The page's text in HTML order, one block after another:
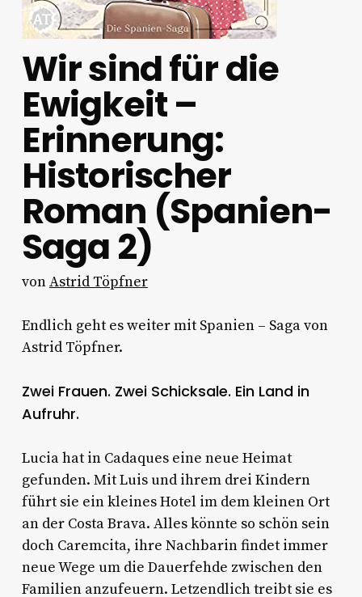
Wir sind für die
Ewigkeit –
Erinnerung:
Historischer
Roman (Spanien-
Saga 2)
vonAstrid Töpfner
Endlich geht es weiter mit Spanien – Saga von
Astrid Töpfner.
Zwei Frauen. Zwei Schicksale. Ein Land in
Aufruhr.
Lucia hat in Cadaques eine neue Heimat
gefunden. Mit Luis und ihrem drei Kindern
führt sie ein kleines Hotel im dem kleinen Ort
an der Costa Brava. Alles könnte so schön sein
doch Caremcita, ihre Nachbarin findet immer
neue Wege um die Dauerfehde zwischen den
Familien anzufeuern. Letzendlich treibt sie es